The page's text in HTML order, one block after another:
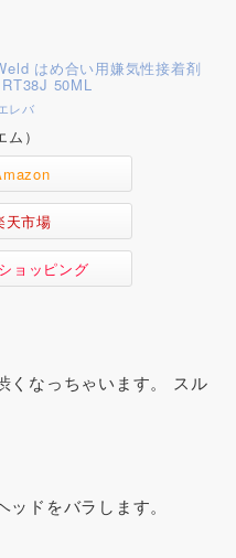
はめ合い用嫌気性接着剤
50ML
レバ
）
天市場
ョッピング
くなっちゃいます。 スル
ドをバラします。